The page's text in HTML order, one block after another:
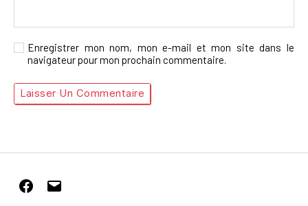
Enregistrer mon nom, mon e-mail et mon site dans le
navigateur pour mon prochain commentaire.
Facebook
E-
mail